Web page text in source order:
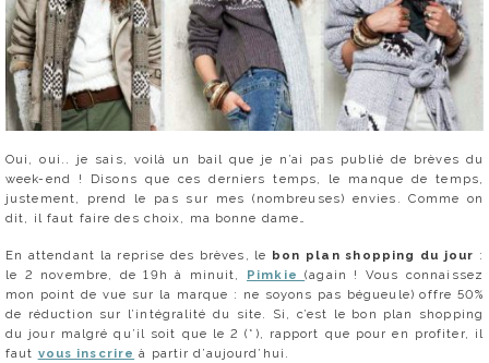
Oui, oui.. je sais, voilà un bail que je n’ai pas publié de brèves du
week-end ! Disons que ces derniers temps, le manque de temps,
justement, prend le pas sur mes (nombreuses) envies. Comme on
dit, il faut faire des choix, ma bonne dame…
En attendant la reprise des brèves, le bon plan shopping du jour :
le 2 novembre, de 19h à minuit, Pimkie(again ! Vous connaissez
mon point de vue sur la marque : ne soyons pas bégueule) offre 50%
de réduction sur l’intégralité du site. Si, c’est le bon plan shopping
du jour malgré qu’il soit que le 2 (*), rapport que pour en profiter, il
faut vous inscrire à partir d’aujourd’hui.